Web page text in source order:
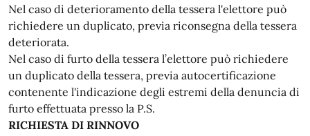
Nel caso di deterioramento della tessera l'elettore può
richiedere un duplicato, previa riconsegna della tessera
deteriorata.
Nel caso di furto della tessera l’elettore può richiedere
un duplicato della tessera, previa autocertificazione
contenente l'indicazione degli estremi della denuncia di
furto effettuata presso la P.S.
RICHIESTA DI RINNOVO